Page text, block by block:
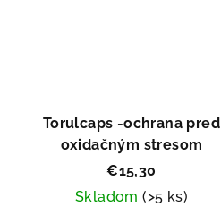
Torulcaps -ochrana pred
oxidačným stresom
€15,30
Skladom(>5 ks)